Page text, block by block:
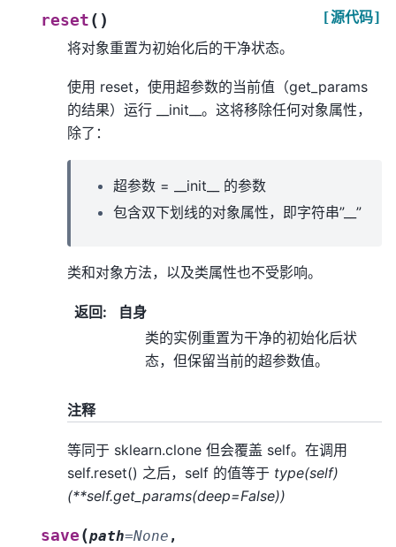
reset ( ) [源代码]
将对象重置为初始化后的干净状态。
使用 reset，使用超参数的当前值（get_params
的结果）运行 __init__。这将移除任何对象属性，
除了：
超参数 = __init__ 的参数
包含双下划线的对象属性，即字符串”__”
类和对象方法，以及类属性也不受影响。
返回:
自身
类的实例重置为干净的初始化后状
态，但保留当前的超参数值。
注释
等同于 sklearn.clone 但会覆盖 self。在调用
self.reset() 之后，self 的值等于 type(self)
(**self.get_params(deep=False))
save (path=None ,